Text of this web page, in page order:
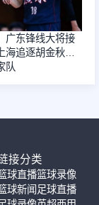
广东锋线大将接
追逐胡金秋，
队
接分类
球直播篮球录像
球新闻 足球直播